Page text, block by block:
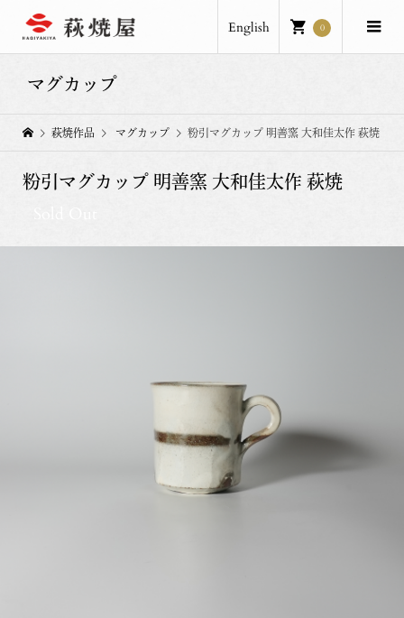
English 0
マグカップ
萩焼作品 マグカップ 粉引マグカップ 明善窯 大和佳太作 萩焼
粉引マグカップ 明善窯 大和佳太作 萩焼